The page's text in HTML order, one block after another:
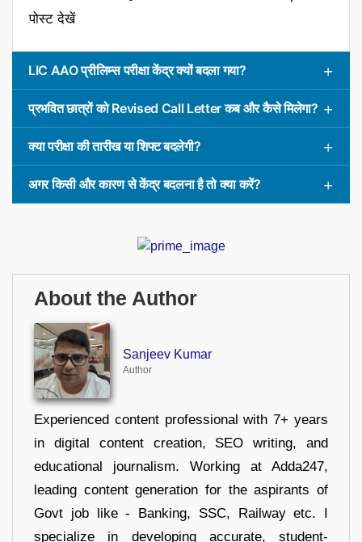
पोस्ट देखें
LIC AAO प्रीलिम्स परीक्षा केंद्र क्यों बदला गया?
प्रभवित छात्रों को Revised Call Letter कब और कैसे मिलेगा?
क्या परीक्षा की तारीख या शिफ्ट बदलेगी?
अगर किसी और कारण से केंद्र बदलना है तो क्या करें?
About the Author
Sanjeev Kumar
Author
Experienced content professional with 7+ years
in digital content creation, SEO writing, and
educational journalism. Working at Adda247,
leading content generation for the aspirants of
Govt job like - Banking, SSC, Railway etc. I
specialize in developing accurate, student-